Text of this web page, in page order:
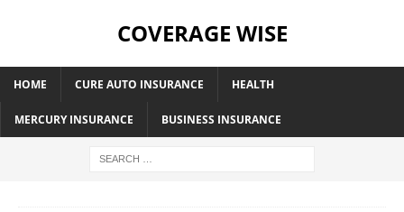
COVERAGE WISE
HOME CURE AUTO INSURANCE HEALTH
MERCURY INSURANCE BUSINESS INSURANCE